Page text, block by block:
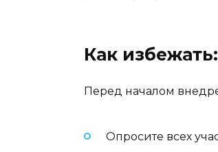
Как избежать:
Перед началом
Опросите всех